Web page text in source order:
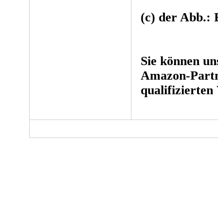
(c) der Abb.:
Sie können
Amazon-
qualifizierten